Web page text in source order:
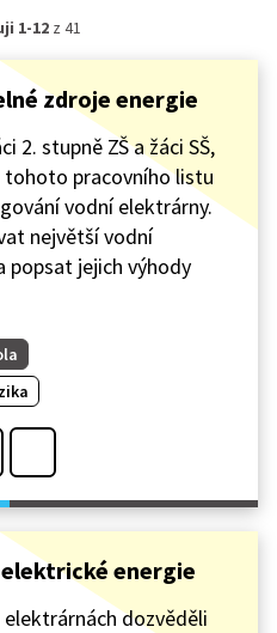
1-12z 41
zdroje energie
2. stupně ZŠ a žáci SŠ,
pracovního listu
vodní elektrárny.
největší vodní
popsat jejich výhody
energie
dozvěděli